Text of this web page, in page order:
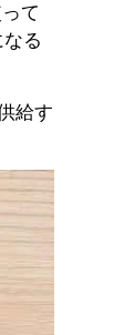
て
る
給す